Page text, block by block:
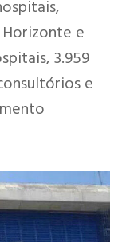
e
3.959
e